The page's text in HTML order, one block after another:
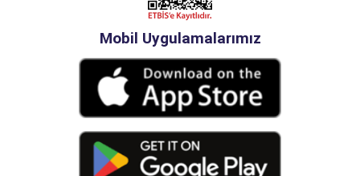
Mobil Uygulamalarımız